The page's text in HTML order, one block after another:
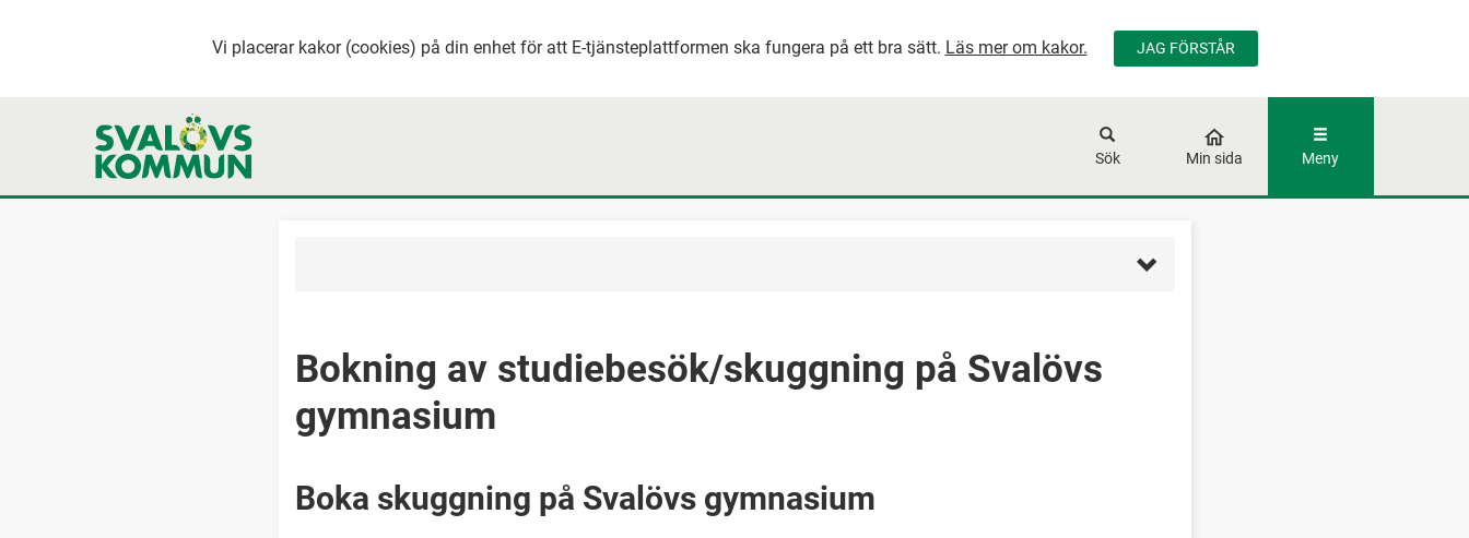
Vi placerar kakor (cookies) på din enhet för att E-tjänsteplattformen ska fungera på ett bra sätt. Läs mer om kakor. JAG FÖRSTÅR
Sök Min sida Meny
Bokning av studiebesök/skuggning på Svalövs
gymnasium
Boka skuggning på Svalövs gymnasium